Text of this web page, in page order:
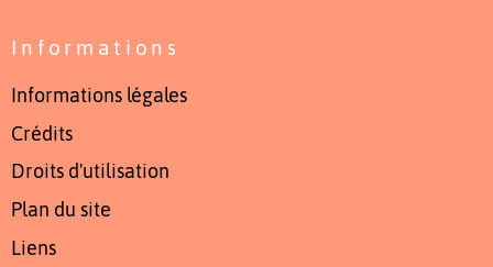
Informations
Informations légales
Crédits
Droits d'utilisation
Plan du site
Liens